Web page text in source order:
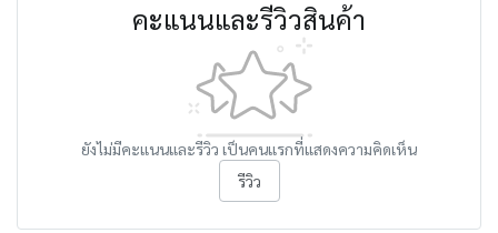
คะแนนและรีวิวสินค้า
ยังไม่มีคะแนนและรีวิว เป็นคนแรกที่แสดงความคิดเห็น
รีวิว